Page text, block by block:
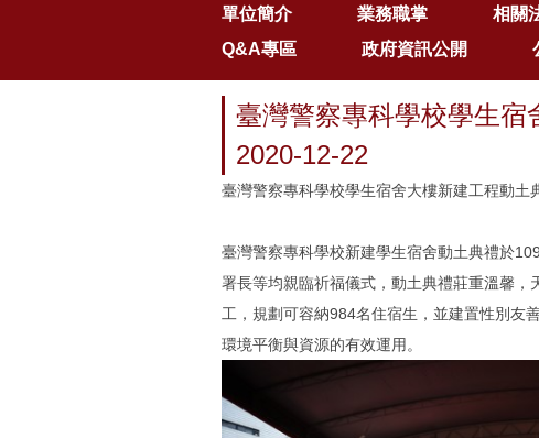
單位簡介 業務職掌 相關
Q&A專區
政府資訊公開
臺灣警察專科學校學
2020-12-22
臺灣警察專科學校學生宿舍大樓新建工程
臺灣警察專科學校新建學生宿舍動土典禮於
署長等均親臨祈福儀式，動土典禮莊重溫馨
工，規劃可容納984名住宿生，並建置性別友
環境平衡與資源的有效運用。